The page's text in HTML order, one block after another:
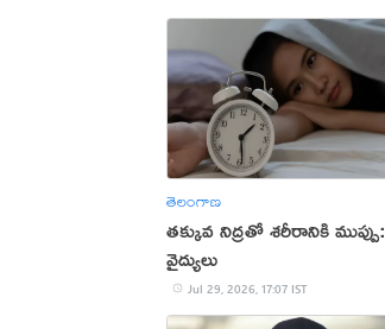
తెలంగాణ
తక్కువ నిద్రతో శరీరానికి ముప్పు:
వైద్యులు
Jul 29, 2026, 17:07 IST